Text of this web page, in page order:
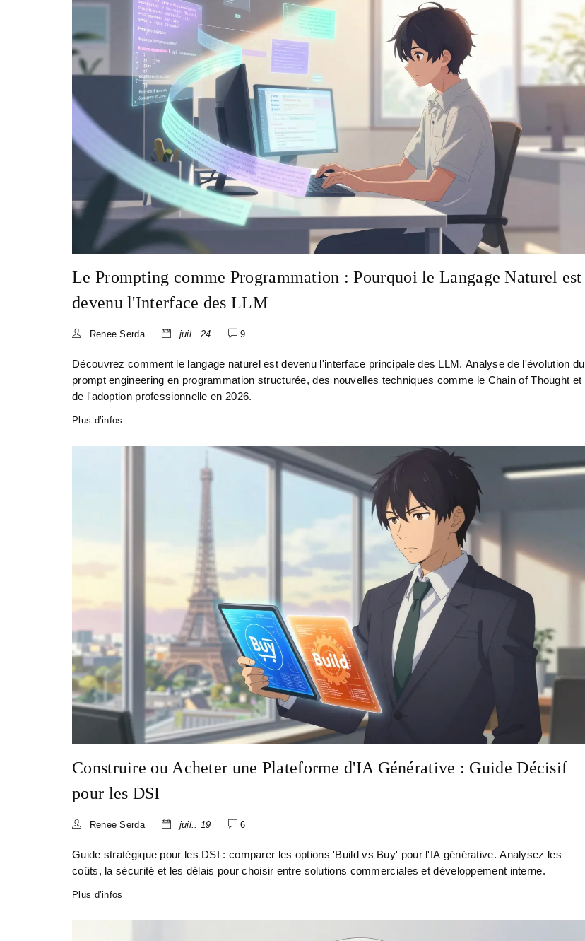
Le Prompting comme Programmation : Pourquoi le Langage Naturel est
devenu l'Interface des LLM
Renee Serda juil.. 24 9
Découvrez comment le langage naturel est devenu l'interface principale des LLM. Analyse de l'évolution du
prompt engineering en programmation structurée, des nouvelles techniques comme le Chain of Thought et
de l'adoption professionnelle en 2026.
Plus d’infos
Construire ou Acheter une Plateforme d'IA Générative : Guide Décisif
pour les DSI
Renee Serda juil.. 19 6
Guide stratégique pour les DSI : comparer les options 'Build vs Buy' pour l'IA générative. Analysez les
coûts, la sécurité et les délais pour choisir entre solutions commerciales et développement interne.
Plus d’infos